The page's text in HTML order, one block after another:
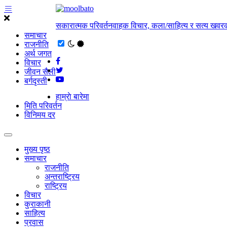
समाचार
राजनीति
अर्थ जगत
विचार
जीवन सैली
बर्गदृस्ती
सकारात्मक परिवर्तनवाहक विचार, कला/साहित्य र सत्य
हाम्राे बारेमा
मिति परिवर्तन
विनिमय दर
मुख्य पृष्ठ
समाचार
राजनीति
अन्तराष्ट्रिय
राष्ट्रिय
विचार
कुराकानी
साहित्य
प्रवास